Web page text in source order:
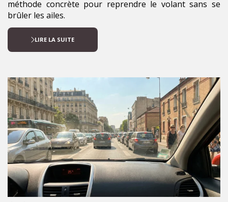
méthode concrète pour reprendre le volant sans se
brûler les ailes.
LIRE LA SUITE